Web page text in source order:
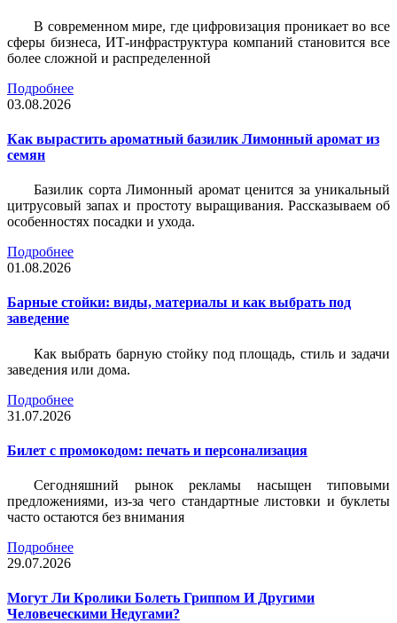
В современном мире, где цифровизация проникает во все
сферы бизнеса, ИТ-инфраструктура компаний становится все
более сложной и распределенной
Подробнее
03.08.2026
Как вырастить ароматный базилик Лимонный аромат из
семян
Базилик сорта Лимонный аромат ценится за уникальный
цитрусовый запах и простоту выращивания. Рассказываем об
особенностях посадки и ухода.
Подробнее
01.08.2026
Барные стойки: виды, материалы и как выбрать под
заведение
Как выбрать барную стойку под площадь, стиль и задачи
заведения или дома.
Подробнее
31.07.2026
Билет c промокодом: печать и персонализация
Сегодняшний рынок рекламы насыщен типовыми
предложениями, из-за чего стандартные листовки и буклеты
часто остаются без внимания
Подробнее
29.07.2026
Могут Ли Кролики Болеть Гриппом И Другими
Человеческими Недугами?